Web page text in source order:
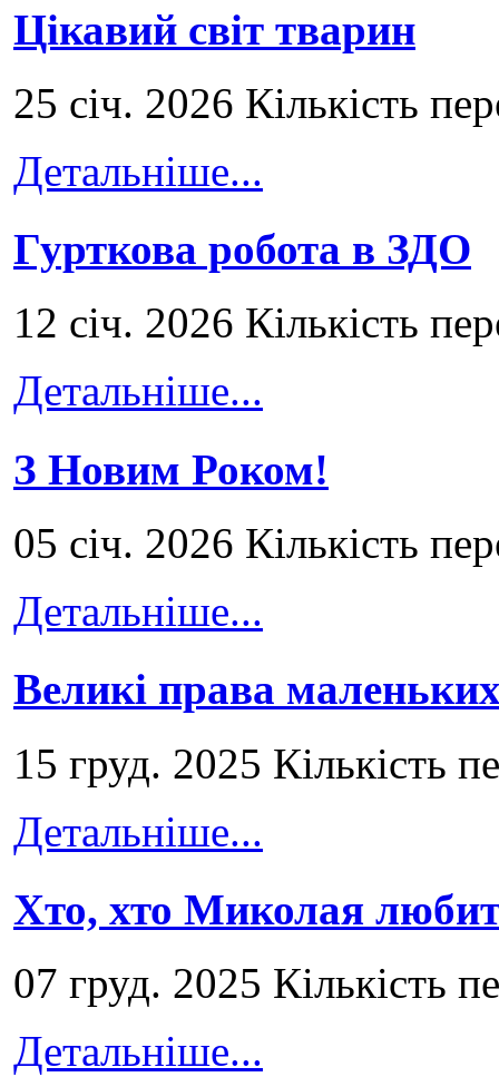
Цікавий світ тварин
25 січ. 2026 Кількість
Детальніше...
Гурткова робота в ЗДО
12 січ. 2026 Кількість
Детальніше...
З Новим Роком!
05 січ. 2026 Кількість
Детальніше...
Великі права маленьких
15 груд. 2025 Кількість
Детальніше...
Хто, хто Миколая
07 груд. 2025 Кількість
Детальніше...